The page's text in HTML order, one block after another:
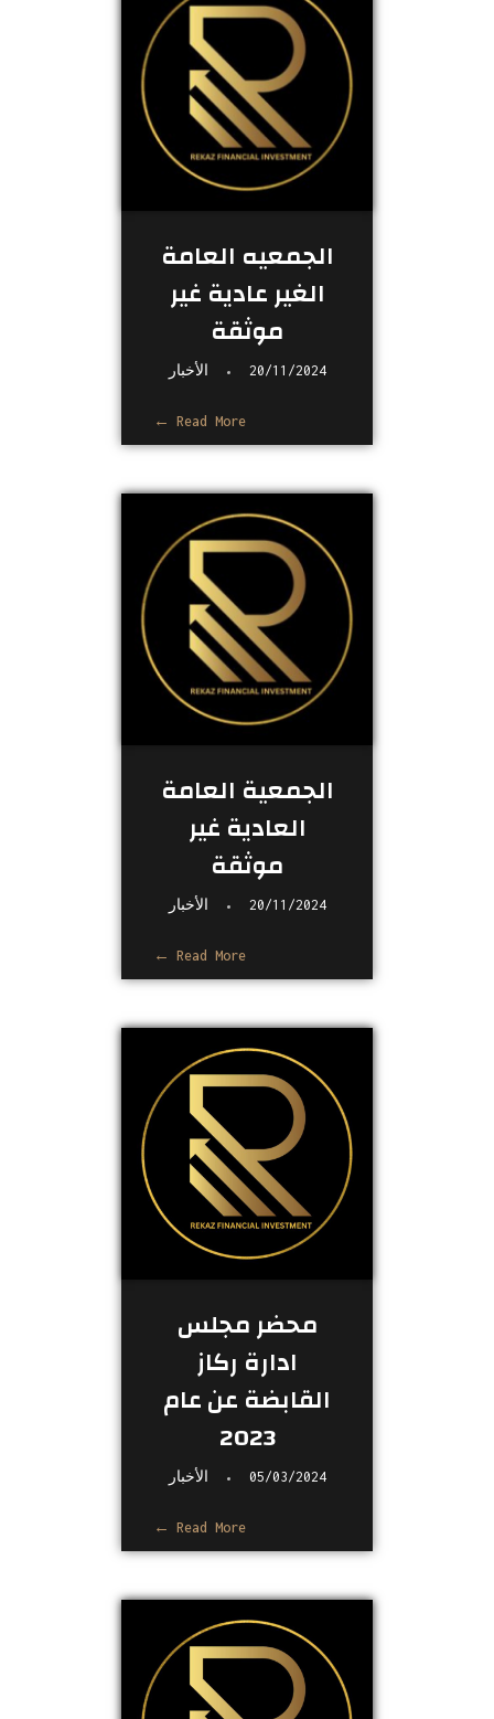
الجمعيه العامة
الغير عادية غير
موثقة
20/11/2024 الأخبار
Read More
الجمعية العامة
العادية غير
موثقة
20/11/2024 الأخبار
Read More
محضر مجلس
ادارة ركاز
القابضة عن عام
2023
05/03/2024 الأخبار
Read More